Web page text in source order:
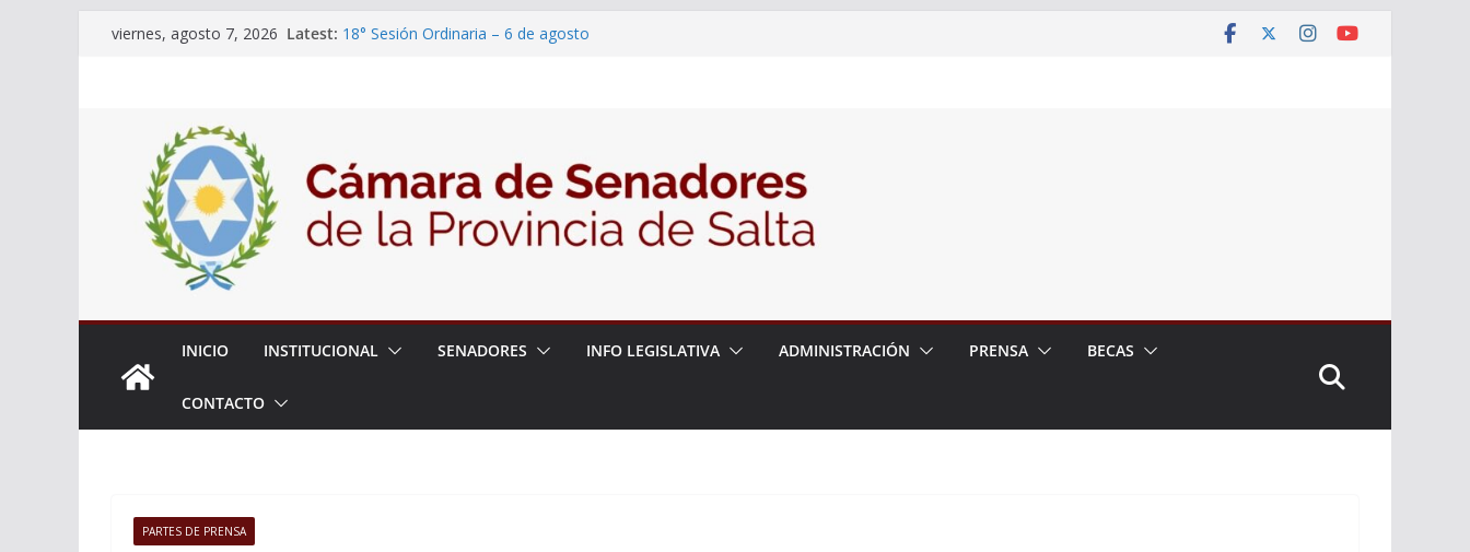
Skipviernes, agosto 7, 2026 Latest: de Protección y Control Vegetal
Roque
INICIO INSTITUCIONAL SENADORES INFO LEGISLATIVA ADMINISTRACIÓN PRENSA BECAS
CONTACTO
PARTES DE PRENSA